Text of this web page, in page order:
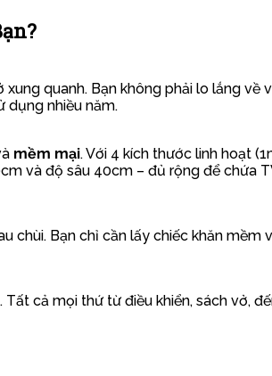
xung quanh. Bạn không phải lo lắng
dụng nhiều năm.
mềm mại. Với 4 kích thước linh hoạt
và độ sâu 40cm – đủ rộng để chứa
Bạn chỉ cần lấy chiếc khăn mềm
cả mọi thứ từ điều khiển, sách vở,